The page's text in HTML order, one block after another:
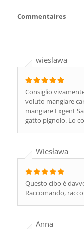
Commentaires
wieslawa
Consiglio
voluto mangiare
mangiare Exgent
gatto pignolo. Lo
Wiesława
Questo cibo è
Raccomando,
Anna